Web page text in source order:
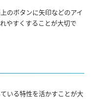
のボタンに矢印などのアイ
やすくすることが大切で
いる特性を活かすことが大